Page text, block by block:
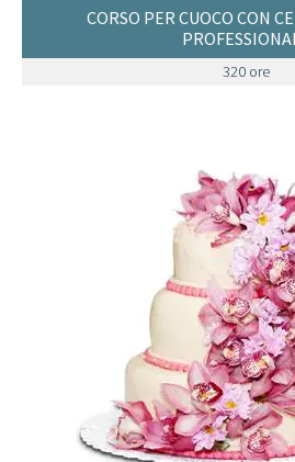
CORSO PER CUOCO CON
320 ore